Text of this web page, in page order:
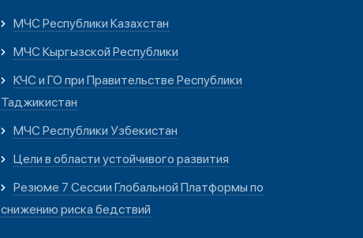
МЧС Республики Казахстан
МЧС Кыргызской Республики
КЧС и ГО при Правительстве Республики
Таджикистан
МЧС Республики Узбекистан
Цели в области устойчивого развития
Резюме 7 Сессии Глобальной Платформы по
снижению риска бедствий